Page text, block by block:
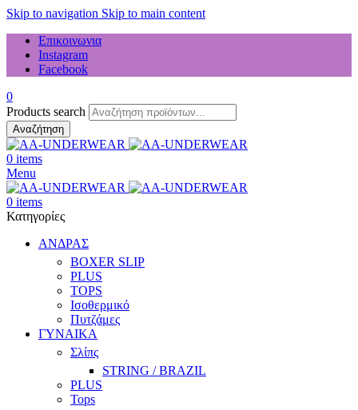
Skip to navigation Skip to main content
Επικοινωνια
Instagram
Facebook
0
Products search
Αναζήτηση
0 items
Menu
0 items
Κατηγορίες
ΑΝΔΡΑΣ
BOXER SLIP
PLUS
TOPS
Ισοθερμικό
Πυτζάμες
ΓΥΝΑΙΚΑ
Σλίπς
STRING / BRAZIL
PLUS
Tops